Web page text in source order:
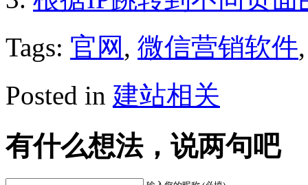
Tags: 官网 , 微信营销软件
Posted in 建站相关
有什么想法，说两句吧